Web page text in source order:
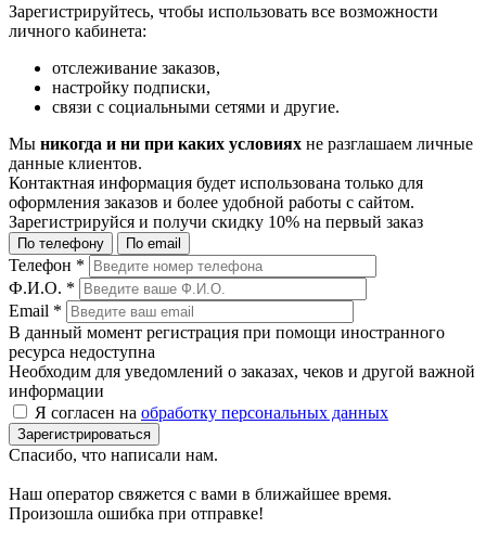
Зарегистрируйтесь, чтобы использовать все возможности
личного кабинета:
отслеживание заказов,
настройку подписки,
связи с социальными сетями и другие.
Мы никогда и ни при каких условиях не разглашаем личные
данные клиентов.
Контактная информация будет использована только для
оформления заказов и более удобной работы с сайтом.
Зарегистрируйся и получи скидку 10% на первый заказ
По телефону По email
Телефон *
Ф.И.О. *
Email *
В данный момент регистрация при помощи иностранного
ресурса недоступна
Необходим для уведомлений о заказах, чеков и другой важной
информации
Я согласен на обработку персональных данных
Зарегистрироваться
Спасибо, что написали нам.
Наш оператор свяжется с вами в ближайшее время.
Произошла ошибка при отправке!